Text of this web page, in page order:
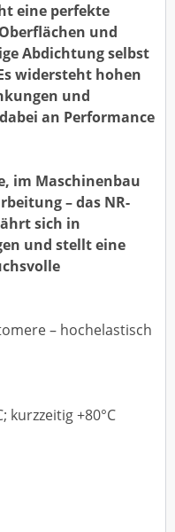
eine perfekte
und
Abdichtung selbst
widersteht hohen
und
an Performance
im Maschinenbau
– das NR-
sich in
und stellt eine
– hochelastisch
kurzzeitig +80°C